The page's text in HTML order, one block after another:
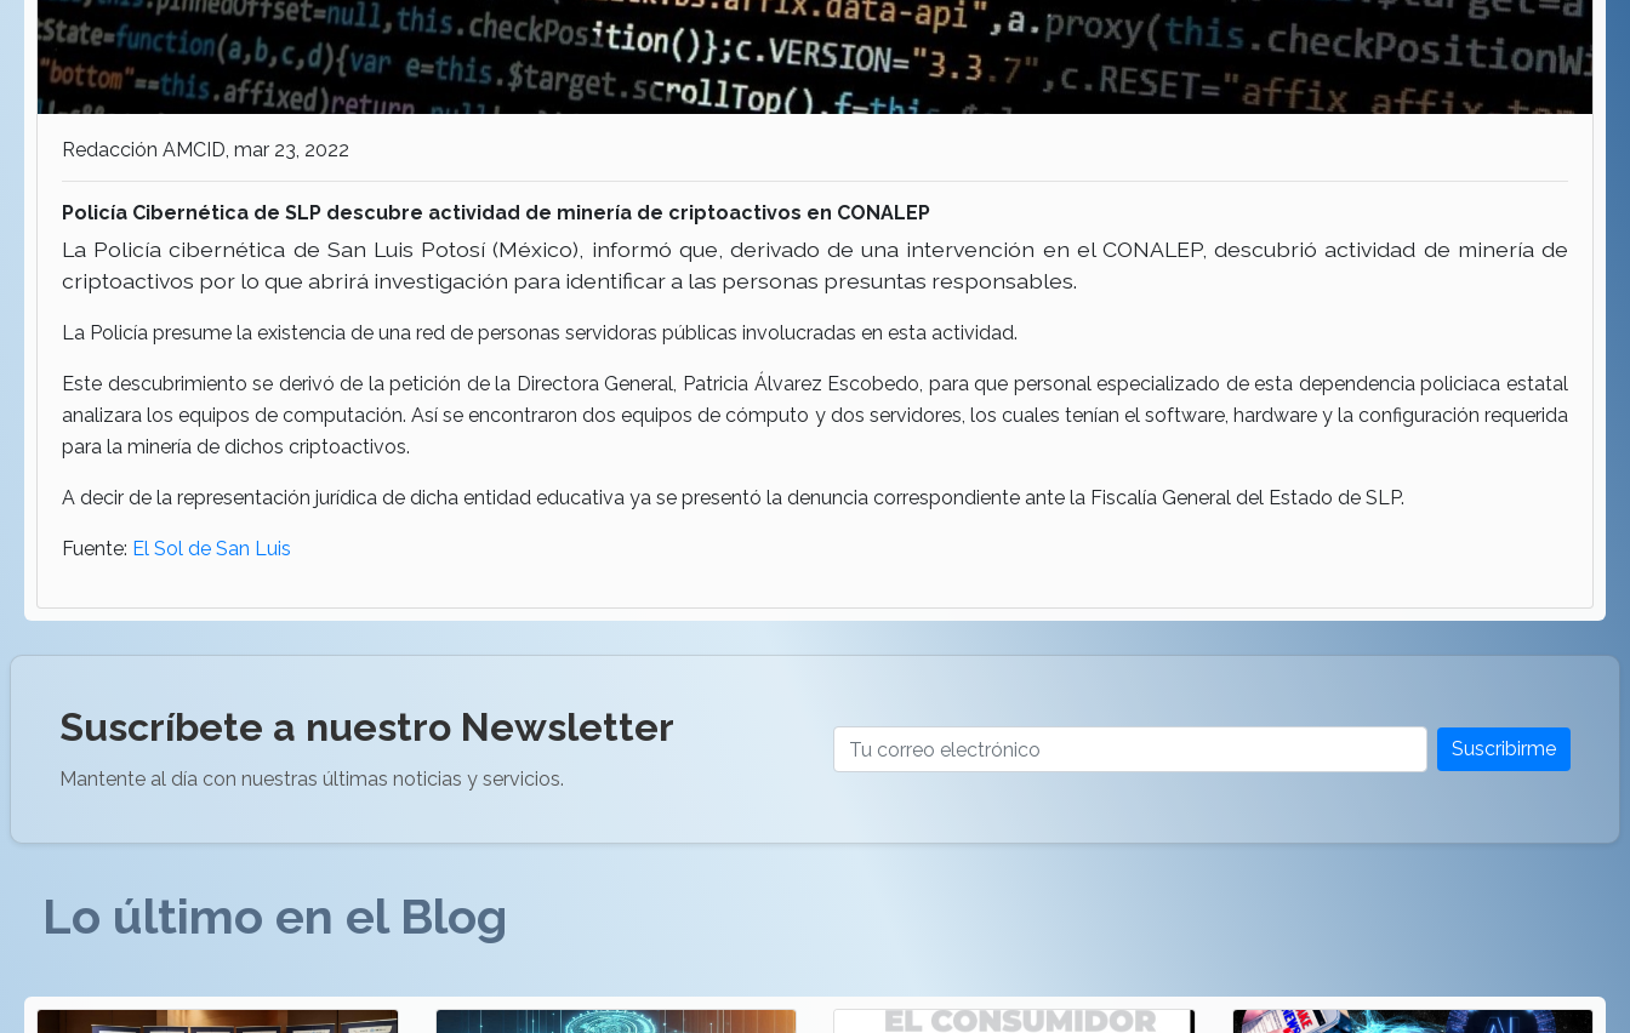
Redacción AMCID, mar 23, 2022
Policía Cibernética de SLP descubre actividad de minería de criptoactivos en CONALEP
La Policía cibernética de San Luis Potosí (México), informó que, derivado de una intervención en el CONALEP, descubrió actividad de minería de
criptoactivos por lo que abrirá investigación para identificar a las personas presuntas responsables.
La Policía presume la existencia de una red de personas servidoras públicas involucradas en esta actividad.
Este descubrimiento se derivó de la petición de la Directora General, Patricia Álvarez Escobedo, para que personal especializado de esta dependencia policiaca estatal
analizara los equipos de computación. Así se encontraron dos equipos de cómputo y dos servidores, los cuales tenían el software, hardware y la configuración requerida
para la minería de dichos criptoactivos.
A decir de la representación jurídica de dicha entidad educativa ya se presentó la denuncia correspondiente ante la Fiscalía General del Estado de SLP.
Fuente: El Sol de San Luis
Suscríbete a nuestro Newsletter
Mantente al día con nuestras últimas noticias y servicios.
Suscribirme
Lo último en el Blog